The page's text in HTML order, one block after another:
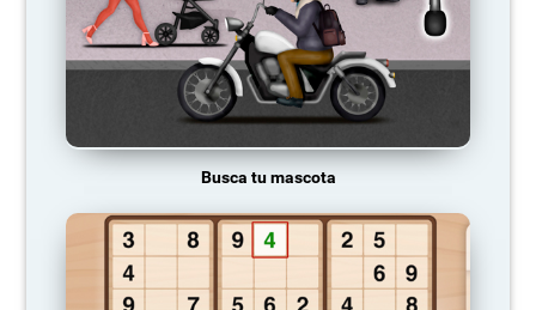
Busca tu mascota